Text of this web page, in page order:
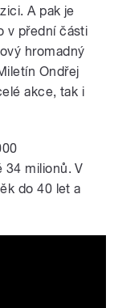
A pak je
v přední části
hromadný
Ondřej
akce, tak i
34 milionů. V
do 40 let a